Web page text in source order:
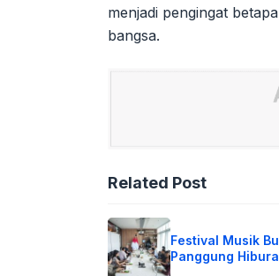
menjadi pengingat
bangsa.
Related Post
Festival Musik
Panggung